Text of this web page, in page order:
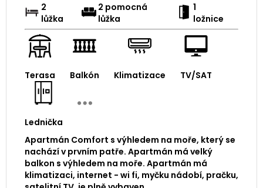
2
lůžka
2 pomocná
lůžka
1
ložnice
Terasa Balkón Klimatizace TV/SAT
Lednička
Apartmán Comfort s výhledem na moře, který se
nachází v prvním patře. Apartmán má velký
balkon s výhledem na moře. Apartmán má
klimatizaci, internet - wi fi, myčku nádobí, pračku,